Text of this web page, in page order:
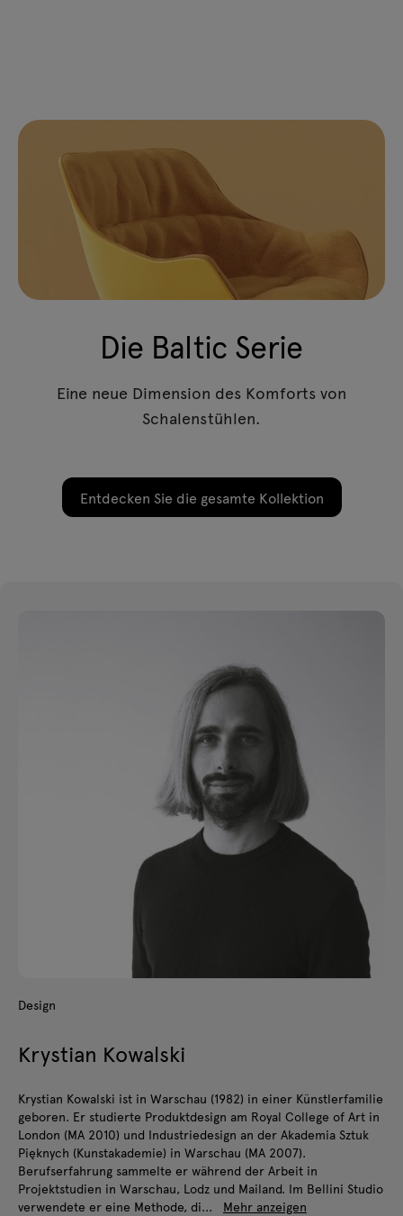
Die Baltic Serie
Eine neue Dimension des Komforts von
Schalenstühlen.
Entdecken Sie die gesamte Kollektion
Design
Krystian Kowalski
Krystian Kowalski ist in Warschau (1982) in einer Künstlerfamilie
geboren. Er studierte Produktdesign am Royal College of Art in
London (MA 2010) und Industriedesign an der Akademia Sztuk
Pięknych (Kunstakademie) in Warschau (MA 2007).
Berufserfahrung sammelte er während der Arbeit in
Projektstudien in Warschau, Lodz und Mailand. Im Bellini Studio
verwendete er eine Methode, di...
Mehr anzeigen